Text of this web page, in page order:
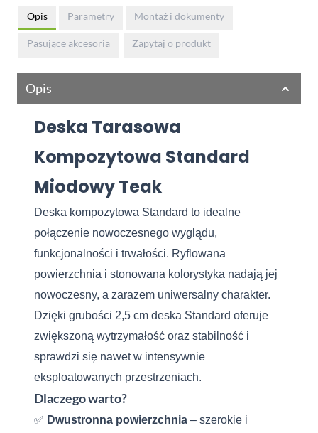
Opis Parametry Montaż i dokumenty
Pasujące akcesoria Zapytaj o produkt
Opis
Deska Tarasowa
Kompozytowa Standard
Miodowy Teak
Deska kompozytowa Standard to idealne
połączenie nowoczesnego wyglądu,
funkcjonalności i trwałości. Ryflowana
powierzchnia i stonowana kolorystyka nadają jej
nowoczesny, a zarazem uniwersalny charakter.
Dzięki grubości 2,5 cm deska Standard oferuje
zwiększoną wytrzymałość oraz stabilność i
sprawdzi się nawet w intensywnie
eksploatowanych przestrzeniach.
Dlaczego warto?
✅ Dwustronna powierzchnia – szerokie i